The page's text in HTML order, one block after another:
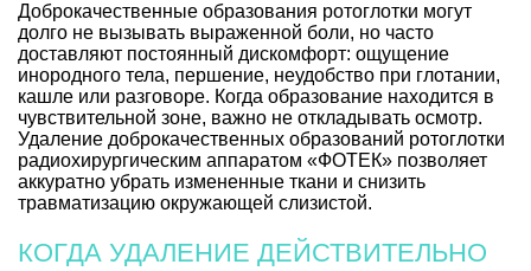
Доброкачественные образования ротоглотки могут
долго не вызывать выраженной боли, но часто
доставляют постоянный дискомфорт: ощущение
инородного тела, першение, неудобство при глотании,
кашле или разговоре. Когда образование находится в
чувствительной зоне, важно не откладывать осмотр.
Удаление доброкачественных образований ротоглотки
радиохирургическим аппаратом «ФОТЕК» позволяет
аккуратно убрать измененные ткани и снизить
травматизацию окружающей слизистой.
КОГДА УДАЛЕНИЕ ДЕЙСТВИТЕЛЬНО